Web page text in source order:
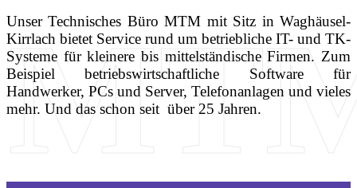
Unser Technisches Büro MTM mit Sitz in Waghäusel-
Kirrlach bietet Service rund um betriebliche IT- und TK-
Systeme für kleinere bis mittelständische Firmen. Zum
Beispiel betriebswirtschaftliche Software für
Handwerker, PCs und Server, Telefonanlagen und vieles
mehr. Und das schon seit über 25 Jahren.